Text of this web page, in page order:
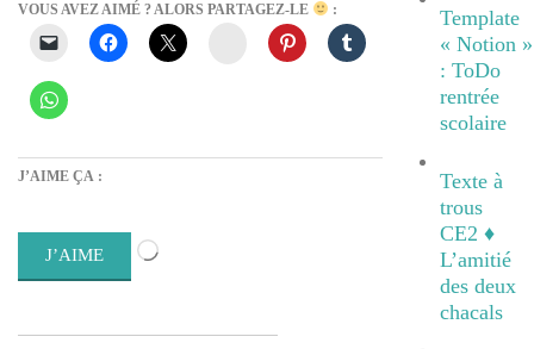
VOUS AVEZ AIMÉ ? ALORS PARTAGEZ-LE :
Instagram
J’AIME ÇA :
J’AIME
Chargement…
Template
« Notion »
: ToDo
rentrée
scolaire
Texte à
trous
CE2 ♦
L’amitié
des deux
chacals